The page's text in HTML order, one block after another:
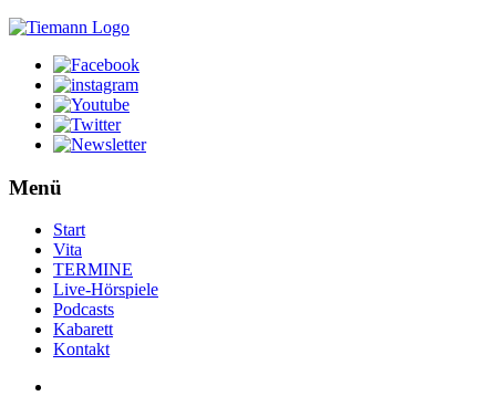
Menü
Start
Vita
TERMINE
Live-Hörspiele
Podcasts
Kabarett
Kontakt